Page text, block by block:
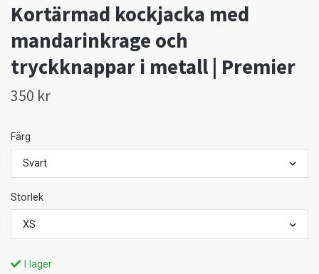
Kortärmad kockjacka med
mandarinkrage och
tryckknappar i metall | Premier
350 kr
Färg
Svart
Storlek
XS
I lager